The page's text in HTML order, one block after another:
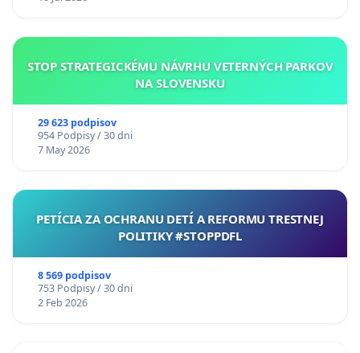
STOP STRATEGICKÉMU NÁVRHU VETERNÝCH PARKOV
NA SLOVENSKU
29 623 podpisov
954 Podpisy / 30 dni
7 May 2026
PETÍCIA ZA OCHRANU DETÍ A REFORMU TRESTNEJ
POLITIKY #STOPPDFL
8 569 podpisov
753 Podpisy / 30 dni
2 Feb 2026